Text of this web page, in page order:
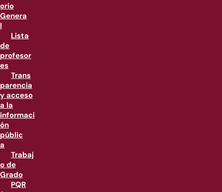
orio
Genera
l
Lista
de
profesor
es
Trans
parencia
y acceso
a la
informaci
ón
públic
a
Trabaj
o de
Grado
PQR